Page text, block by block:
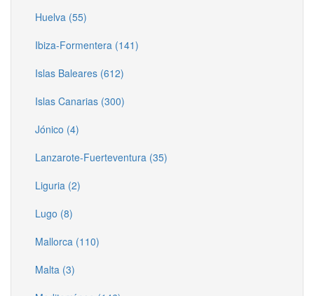
Huelva (55)
Ibiza-Formentera (141)
Islas Baleares (612)
Islas Canarias (300)
Jónico (4)
Lanzarote-Fuerteventura (35)
Liguria (2)
Lugo (8)
Mallorca (110)
Malta (3)